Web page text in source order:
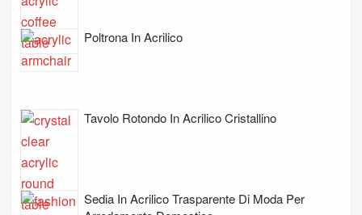
Poltrona In Acrilico
Tavolo Rotondo In Acrilico Cristallino
Sedia In Acrilico Trasparente Di Moda Per